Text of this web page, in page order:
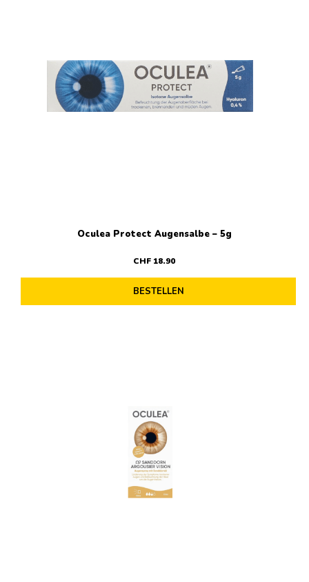
Oculea Protect Augensalbe – 5g
CHF 18.90
BESTELLEN